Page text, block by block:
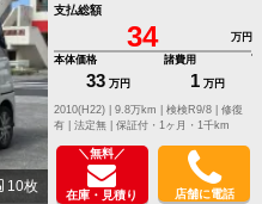
10枚
支払総額
34
万円
本体価格
33 万円
諸費用
1 万円
修復
有 | 法定無 | 保証付・1ヶ月・1千km
＼無料／
在庫・見積り 店舗に電話